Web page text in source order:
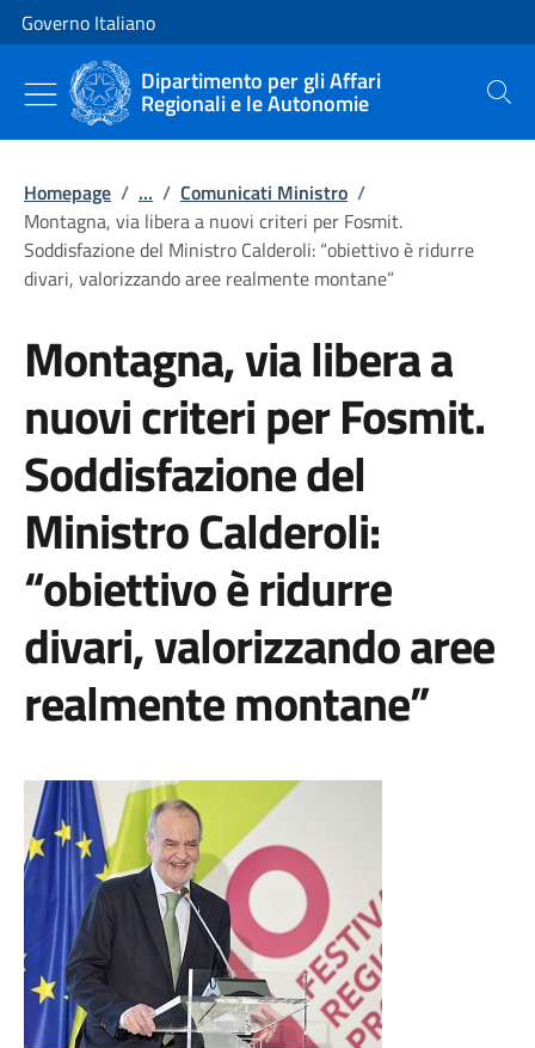
Vai al contenuto
Vai alla navigazione del sito
Governo Italiano
Dipartimento per gli Affari
Regionali e le Autonomie Cerca
Homepage / ... / Comunicati Ministro /
Montagna, via libera a nuovi criteri per Fosmit.
Soddisfazione del Ministro Calderoli: “obiettivo è ridurre
divari, valorizzando aree realmente montane”
Montagna, via libera a
nuovi criteri per Fosmit.
Soddisfazione del
Ministro Calderoli:
“obiettivo è ridurre
divari, valorizzando aree
realmente montane”